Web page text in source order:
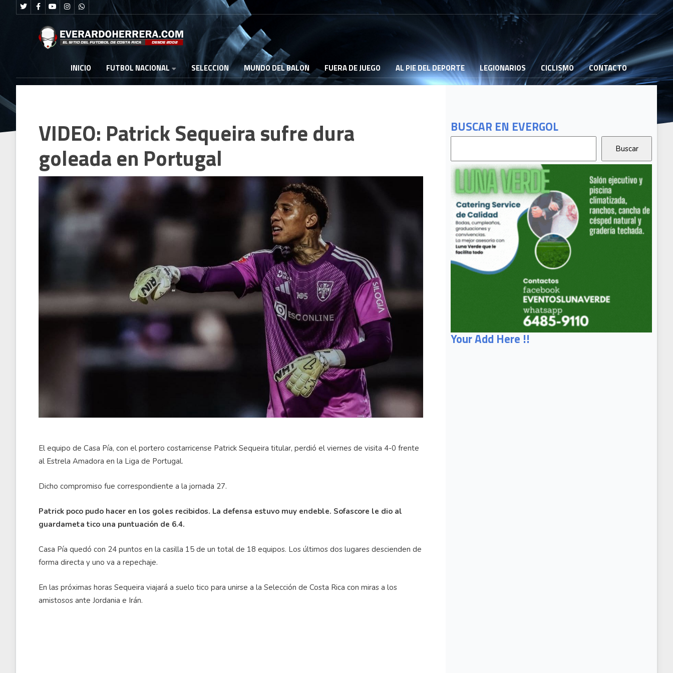
INICIO FUTBOL NACIONAL SELECCION MUNDO DEL BALON FUERA DE JUEGO AL PIE DEL DEPORTE LEGIONARIOS CICLISMO CONTACTO
BUSCAR EN EVERGOL
Your Add Here !!
VIDEO: Patrick Sequeira sufre dura
goleada en Portugal
El equipo de Casa Pía, con el portero costarricense Patrick Sequeira titular, perdió el viernes de visita 4-0 frente
al Estrela Amadora en la Liga de Portugal.
Dicho compromiso fue correspondiente a la jornada 27.
Patrick poco pudo hacer en los goles recibidos. La defensa estuvo muy endeble. Sofascore le dio al
guardameta tico una puntuación de 6.4.
Casa Pía quedó con 24 puntos en la casilla 15 de un total de 18 equipos. Los últimos dos lugares descienden de
forma directa y uno va a repechaje.
En las próximas horas Sequeira viajará a suelo tico para unirse a la Selección de Costa Rica con miras a los
amistosos ante Jordania e Irán.